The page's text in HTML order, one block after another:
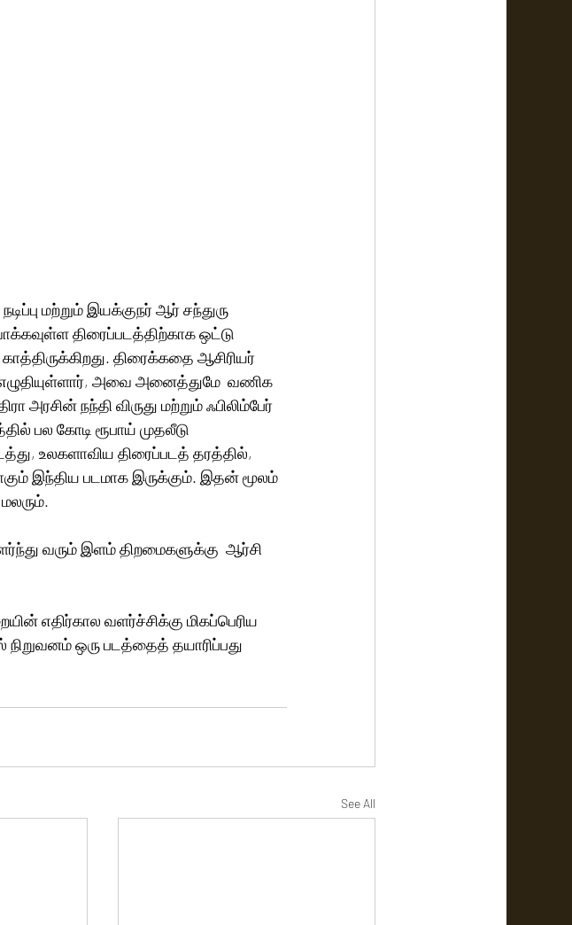
மற்றும் இயக்குநர் ஆர் சந்துரு
திரைப்படத்திற்காக ஒட்டு
திரைக்கதை ஆசிரியர்
எழுதியுள்ளார், அவை அனைத்துமே  வணிக
அரசின் நந்தி விருது மற்றும் ஃபிலிம்பேர்
பல கோடி ரூபாய் முதலீடு
உலகளாவிய திரைப்படத் தரத்தில்,
இந்திய படமாக இருக்கும். இதன் மூலம்
வரும் இளம் திறமைகளுக்கு  ஆர்சி
எதிர்கால வளர்ச்சிக்கு மிகப்பெரிய
ஒரு படத்தைத் தயாரிப்பது
See All